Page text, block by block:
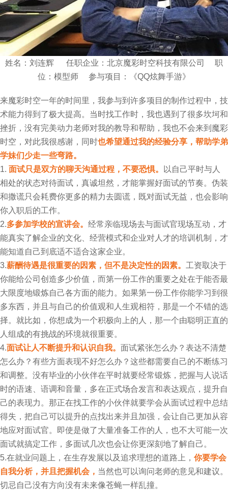
姓名：刘连辉 任职企业：北京魔彩时空科技有限公司 职
位：模型师 参与项目：《QQ炫舞手游》
来魔彩时空一年的时间里，我参与到许多项目的制作过程中，技
术能力得到了极大提高。当时找工作时，我也遇到了很多坎坷和
挫折，没有完美动力老师对我的教导和帮助，我也不会来到魔彩
时空，对此我很感谢，同时也希望通过我的经验分享，帮助学弟
学妹们少走一些弯路。
1. 面试只是双方的聊天沟通过程，不要恐惧。
以自己平时与人
相处的状态对待面试，真诚坦然，才能掌握好面试的节奏。伪装
和撒谎只会耗费你更多的精力去圆谎，既对面试无益，也会影响
你入职后的工作。
2.多参加学校的宣讲会。 经常亲临现场去与面试官现场互动，才
能真实了解企业的文化、经营模式和企业对人才的培训机制，才
能知道自己到底适不适合这家企业。
3.薪酬待遇是很重要的因素，但不是决定性的因素。 工资取决于
你能给公司创造多少价值，而第一份工作的重要之处在于能否最
大限度地锻炼自己各方面的能力。如果第一份工作你能学习到很
多东西，并且与自己的价值观和人生观相符，那是一个不错的选
择。就比如，你想成为一个积极向上的人，那一个由聪明正直的
人组成的有挑战的环境就很重要。
4.面试让人不断提升和认识自我。 面试紧张怎么办？表达不清楚
怎么办？有些方面表现不好怎么办？这些都需要自己的不断练习
和调整。没有毕业的小伙伴在平时就要经常锻炼，把握与人说话
时的语速、语调和音量，多在正式场合发言和表达观点，提升自
己的表现力。那正在找工作的小伙伴就要学会从面试过程中总结
得失，把自己可以提升的点找出来并且加强，会让自己更加从容
地应对面试官。即使是做了大量准备工作的人，也不大可能一次
面试就搞定工作，多面试几次也会让你更深刻地了解自己。
5.在就业问题上，在生存发展以及追求理想的道路上， 你要学会
自我分析，并且把握机会， 当然也可以询问老师的意见和建议。
切忌自己没有方向没有未来像苍蝇一样乱撞。